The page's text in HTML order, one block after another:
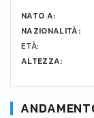
NATO A:
NAZIONALITÀ:
ETÀ:
ALTEZZA: